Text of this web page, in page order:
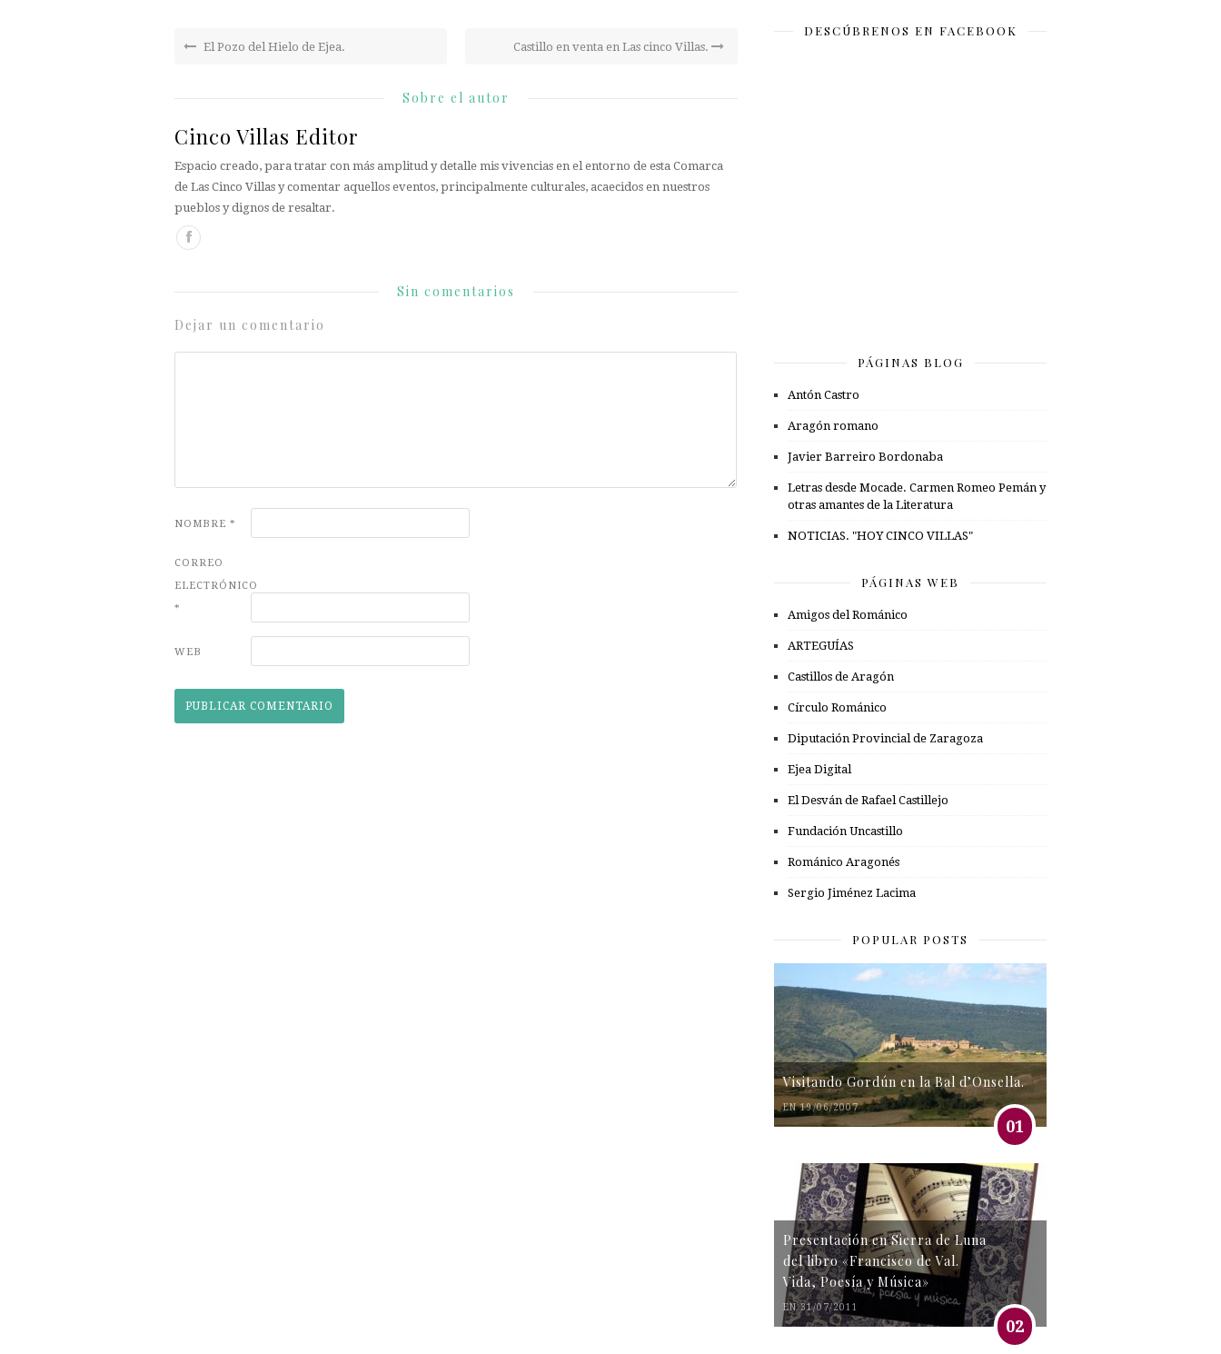
El Pozo del Hielo de Ejea. Castillo en venta en Las cinco Villas.
Sobre el autor
Cinco Villas Editor
Espacio creado, para tratar con más amplitud y detalle mis vivencias en el entorno de esta Comarca
de Las Cinco Villas y comentar aquellos eventos, principalmente culturales, acaecidos en nuestros
pueblos y dignos de resaltar.
Sin comentarios
Dejar un comentario
NOMBRE *
CORREO
ELECTRÓNICO
*
WEB
DESCÚBRENOS EN FACEBOOK
PÁGINAS BLOG
Antón Castro
Aragón romano
Javier Barreiro Bordonaba
Letras desde Mocade. Carmen Romeo Pemán y
otras amantes de la Literatura
NOTICIAS. "HOY CINCO VILLAS"
PÁGINAS WEB
Amigos del Románico
ARTEGUÍAS
Castillos de Aragón
Círculo Románico
Diputación Provincial de Zaragoza
Ejea Digital
El Desván de Rafael Castillejo
Fundación Uncastillo
Románico Aragonés
Sergio Jiménez Lacima
POPULAR POSTS
Visitando Gordún en la Bal d’Onsella.
EN 19/06/2007
01
Presentación en Sierra de Luna
del libro «Francisco de Val.
Vida, Poesía y Música»
EN 31/07/2011
02